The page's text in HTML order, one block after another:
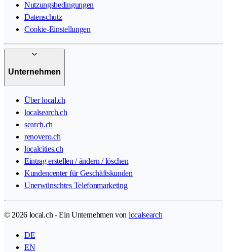
Nutzungsbedingungen
Datenschutz
Cookie-Einstellungen
Unternehmen
Über local.ch
localsearch.ch
search.ch
renovero.ch
localcities.ch
Eintrag erstellen / ändern / löschen
Kundencenter für Geschäftskunden
Unerwünschtes Telefonmarketing
© 2026 local.ch - Ein Unternehmen von localsearch
DE
EN